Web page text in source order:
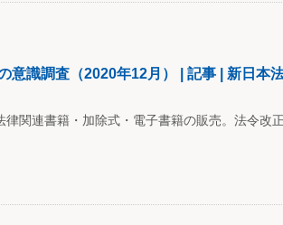
意識調査（2020年12月） | 記事 | 新日本
関連書籍・加除式・電子書籍の販売。法令改